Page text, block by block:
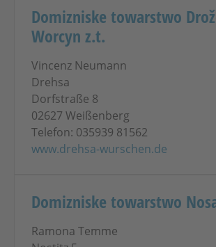
Domizniske towarstwo
Worcyn z.t.
Vincenz Neumann
Drehsa
Dorfstraße 8
02627 Weißenberg
Telefon: 035939 81562
www.drehsa-wurschen.de
Domizniske towarstwo
Ramona Temme